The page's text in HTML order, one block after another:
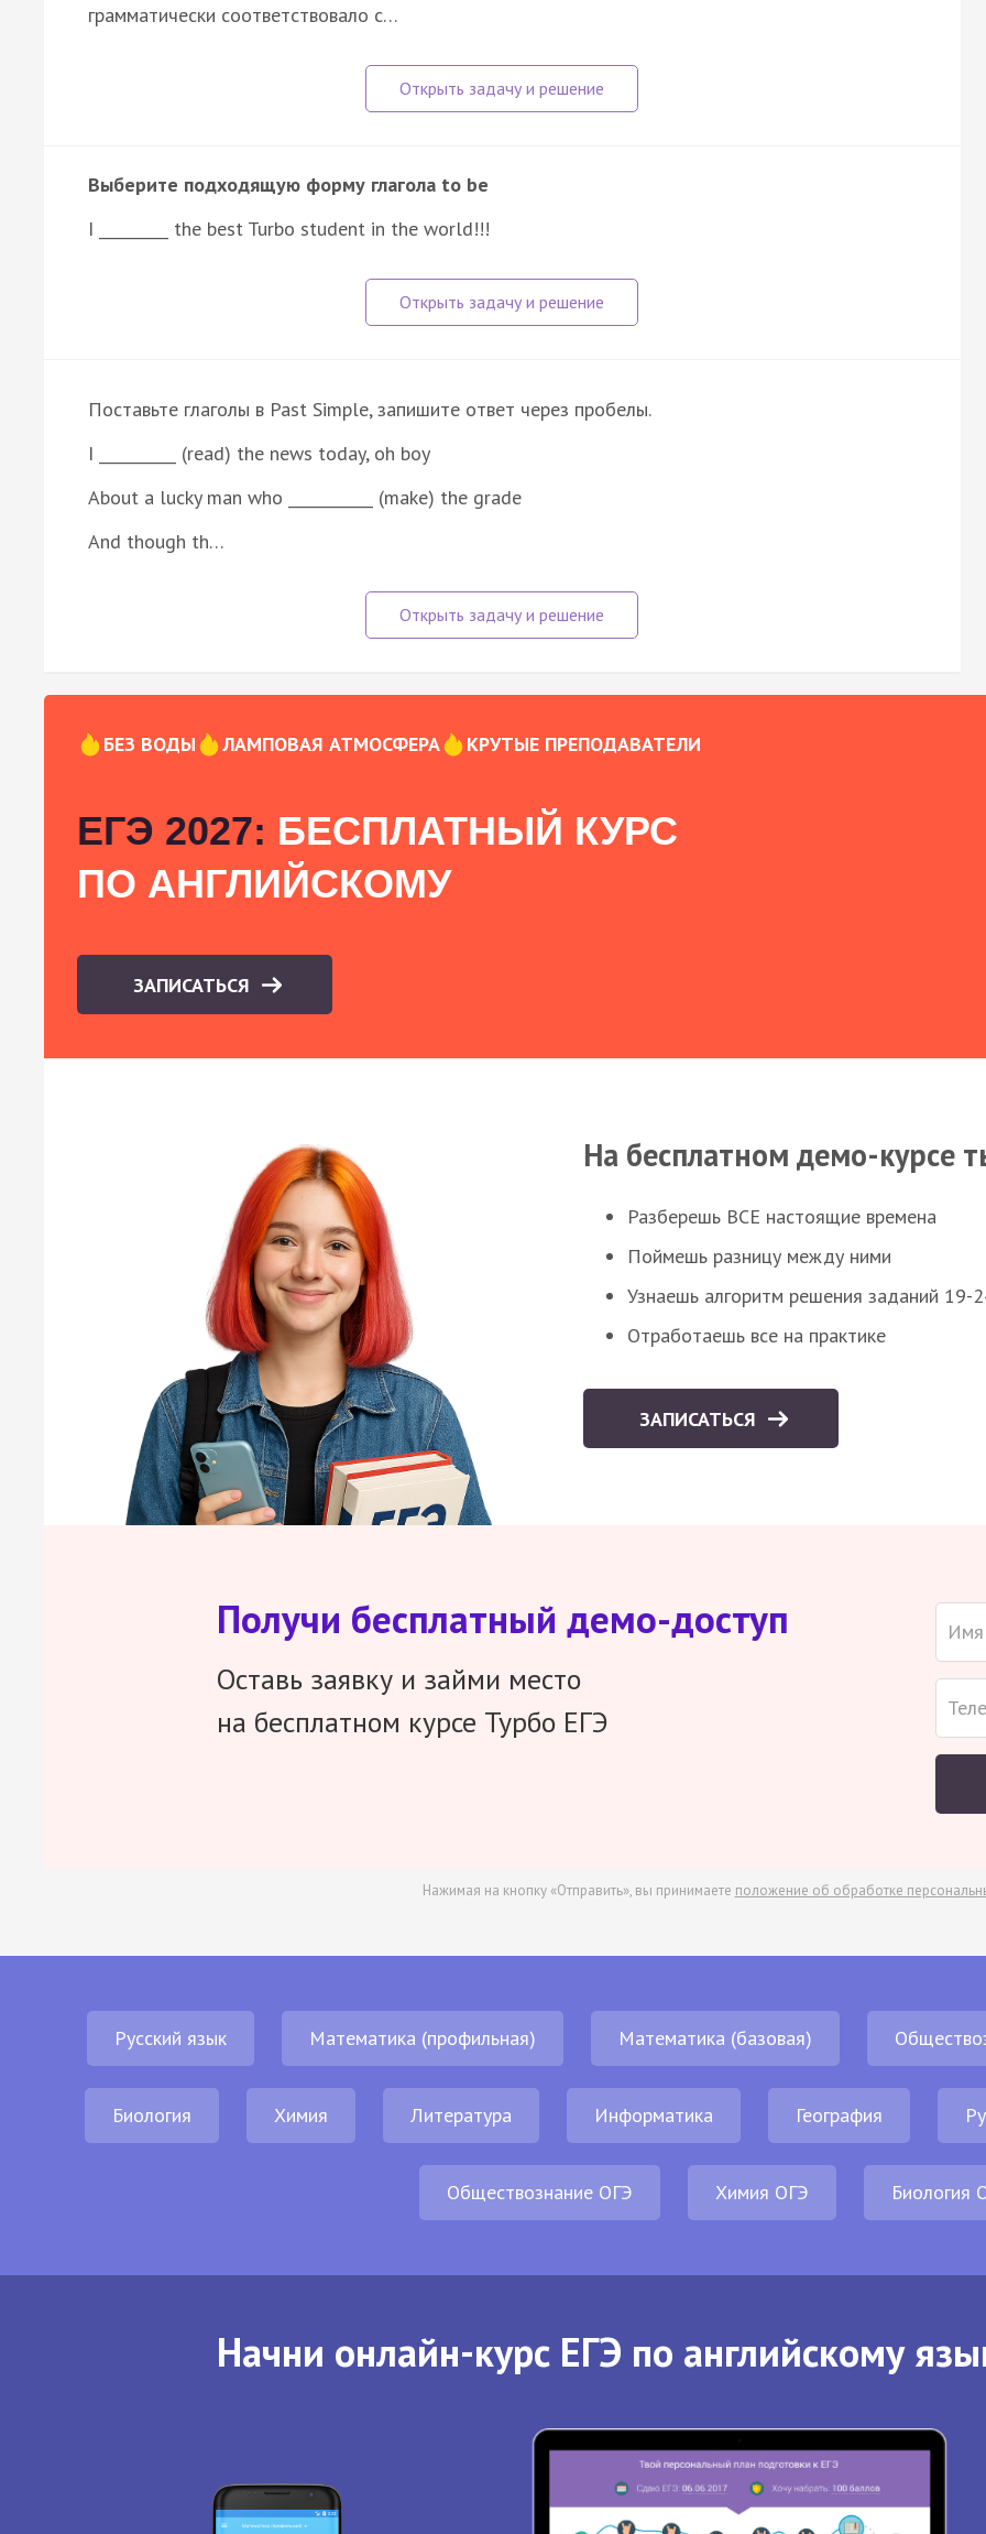
грамматически соответствовало с…
Выберите подходящую форму глагола to be
I _________ the best Turbo student in the world!!!
Поставьте глаголы в Past Simple, запишите ответ через пробелы.
I __________ (read) the news today, oh boy
About a lucky man who ___________ (make) the grade
And though th…
БЕЗ ВОДЫ ЛАМПОВАЯ АТМОСФЕРА КРУТЫЕ ПРЕПОДАВАТЕЛИ
ЕГЭ 2027: БЕСПЛАТНЫЙ КУРС
ПО АНГЛИЙСКОМУ
ЗАПИСАТЬСЯ
На бесплатном демо-курсе
Разберешь ВСЕ настоящие времена
Поймешь разницу между ними
Узнаешь алгоритм решения заданий 19-
Отработаешь все на практике
ЗАПИСАТЬСЯ
Получи бесплатный демо-доступ
Оставь заявку и займи место
на бесплатном курсе Турбо ЕГЭ
Нажимая на кнопку «Отправить», вы принимаете положение об обработке
Русский язык Математика (профильная) Математика (базовая)
Биология Химия Литература Информатика География
Обществознание ОГЭ Химия ОГЭ Биология
Начни онлайн-курс ЕГЭ по английскому